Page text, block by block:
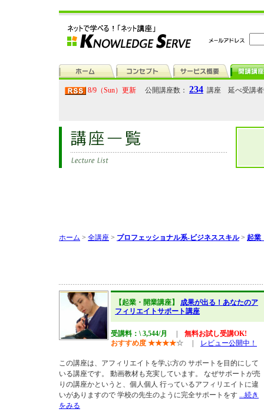
8/9（Sun）更新 公開講座数： 234 講座 延べ受講
ホーム > 全講座 > プロフェッショナル系-ビジネススキル> 起業
【起業・開業講座】 成果が出る！あなたのア
フィリエイトサポート講座
受講料：\ 3,544/月
無料お試し受講OK!
おすすめ度 ★★★★☆ レビュー公開中！
この講座は、アフィリエイトを学ぶ方の サポートを目的にして
いる講座です。 動画教材も充実しています。 なぜサポートが売
りの講座かというと、個人個人 行っているアフィリエイトに違
いがありますので 学校の先生のように完全サポートをす ...続き
をみる